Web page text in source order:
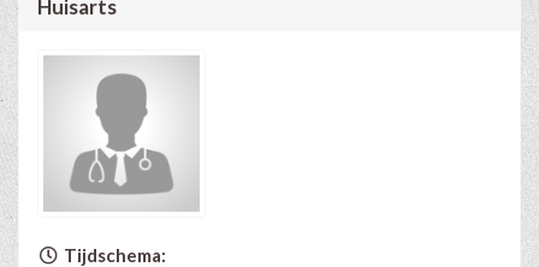
Huisarts
Tijdschema: